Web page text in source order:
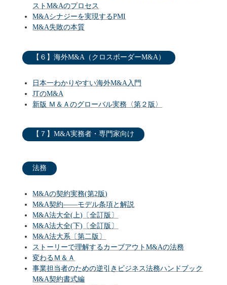
ストM&Aのプロセス
M&Aシナジーを実現するPMI
M&A失敗の本質
【６】海外M&A（クロスボーダーM&A）
日本一わかりやすい海外M&A入門
JTのM&A
新版 Ｍ＆Ａのグローバル実務〈第２版〉
【７】M&A実務者・専門家向け
法務
M&Aの契約実務(第2版)
M&A契約――モデル条項と解説
M&A法大全(上)〔全訂版〕
M&A法大全(下)〔全訂版〕
M&A法大系〔第二版〕
ストーリーで理解するカーブアウトM&Aの法務
変わるＭ＆Ａ
事業担当者のための逆引きビジネス法務ハンドブック
M&A契約書式編